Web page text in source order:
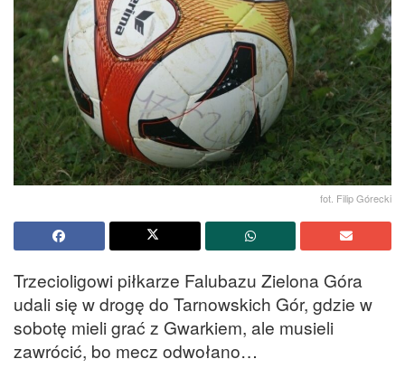
fot. Filip Górecki
Trzecioligowi piłkarze Falubazu Zielona Góra
udali się w drogę do Tarnowskich Gór, gdzie w
sobotę mieli grać z Gwarkiem, ale musieli
zawrócić, bo mecz odwołano…